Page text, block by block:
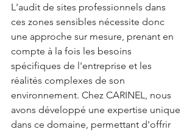
L'audit de sites professionnels dans
ces zones sensibles nécessite donc
une approche sur mesure, prenant en
compte à la fois les besoins
spécifiques de l'entreprise et les
réalités complexes de son
environnement. Chez CARINEL, nous
avons développé une expertise unique
dans ce domaine, permettant d'offrir